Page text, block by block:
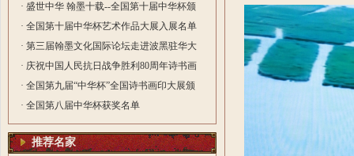
华大使馆隆重举行
· 盛世中华 翰墨十载--全国第十届中华杯颁
奖典礼在深圳圆满落幕
· 全国第十届中华杯艺术作品大展入展名单
· 第三届翰墨文化国际论坛走进波黑驻华大
使馆 笔墨传情绘就中波文化交融新篇
· 庆祝中国人民抗日战争胜利80周年诗书画
印大展颁奖典在北京礼隆重举行
· 全国第九届“中华杯”全国诗书画印大展颁
奖典礼在杭州举行
· 全国第八届中华杯获奖名单
推荐名家